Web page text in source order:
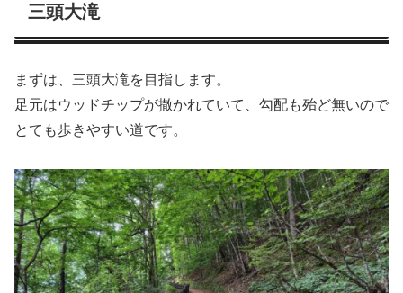
三頭大滝
まずは、三頭大滝を目指します。
足元はウッドチップが撒かれていて、勾配も殆ど無いので
とても歩きやすい道です。